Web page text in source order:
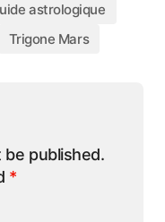
astrologique
Trigone Mars
be published.
*